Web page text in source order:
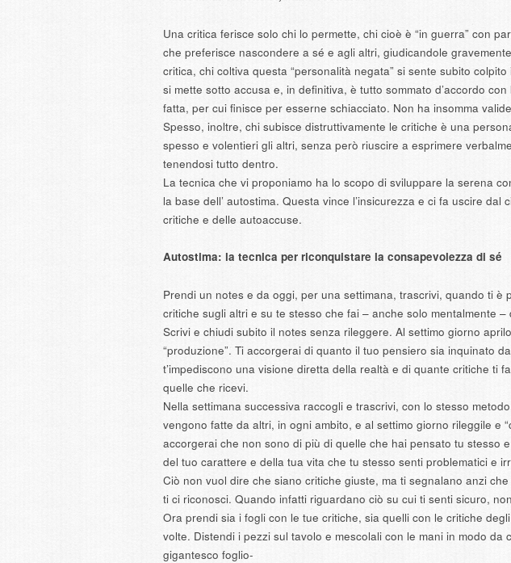
Una critica ferisce solo chi lo permette, chi cioè è “in guerra” con
che preferisce nascondere a sé e agli altri, giudicandole
critica, chi coltiva questa “personalità negata” si sente subito colpito
si mette sotto accusa e, in definitiva, è tutto sommato d’accordo
fatta, per cui finisce per esserne schiacciato. Non ha insomma
Spesso, inoltre, chi subisce distruttivamente le critiche è una
spesso e volentieri gli altri, senza però riuscire a esprimere
tenendosi tutto dentro.
La tecnica che vi proponiamo ha lo scopo di sviluppare la serena
la base dell’ autostima. Questa vince l’insicurezza e ci fa uscire dal
critiche e delle autoaccuse.
Autostima: la tecnica per riconquistare la consapevolezza di sé
Prendi un notes e da oggi, per una settimana, trascrivi, quando ti è
critiche sugli altri e su te stesso che fai – anche solo mentalmente
Scrivi e chiudi subito il notes senza rileggere. Al settimo giorno
“produzione”. Ti accorgerai di quanto il tuo pensiero sia inquinato
t’impediscono una visione diretta della realtà e di quante critiche ti
quelle che ricevi.
Nella settimana successiva raccogli e trascrivi, con lo stesso
vengono fatte da altri, in ogni ambito, e al settimo giorno rileggile e
accorgerai che non sono di più di quelle che hai pensato tu stesso
del tuo carattere e della tua vita che tu stesso senti problematici e
Ciò non vuol dire che siano critiche giuste, ma ti segnalano anzi
ti ci riconosci. Quando infatti riguardano ciò su cui ti senti sicuro,
Ora prendi sia i fogli con le tue critiche, sia quelli con le critiche
volte. Distendi i pezzi sul tavolo e mescolali con le mani in modo da
gigantesco foglio-